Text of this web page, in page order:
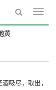
黄
吸尽，取出，